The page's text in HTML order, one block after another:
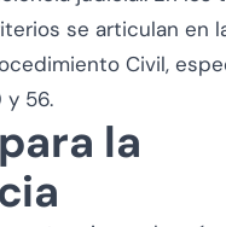
se articulan en
Civil,
y 56.
la